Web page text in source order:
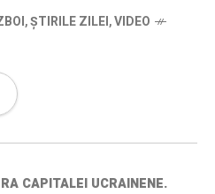
,ȘTIRILE ZILEI,VIDEO
CAPITALEI UCRAINENE.